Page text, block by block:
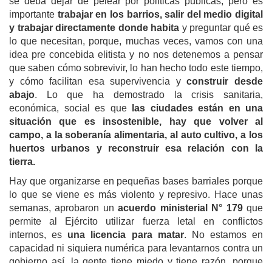
importante trabajar en los barrios, salir del medio digital
y trabajar directamente donde habita y preguntar qué es
lo que necesitan, porque, muchas veces, vamos con una
idea pre concebida elitista y no nos detenemos a pensar
que saben cómo sobrevivir, lo han hecho todo este tiempo,
y cómo facilitan esa supervivencia yconstruir desde
abajo. Lo que ha demostrado la crisis sanitaria,
económica, social es que
las ciudades están en una
situación que es insostenible, hay que volver al
campo, a la soberanía alimentaria, al auto cultivo, a los
huertos urbanos y reconstruir esa relación con la
tierra.
Hay que organizarse en pequeñas bases barriales porque
lo que se viene es más violento y represivo. Hace unas
semanas, aprobaron unacuerdo ministerial N° 179que
permite al Ejército utilizar fuerza letal en conflictos
internos, es una licencia para matar. No estamos en
capacidad ni siquiera numérica para levantarnos contra un